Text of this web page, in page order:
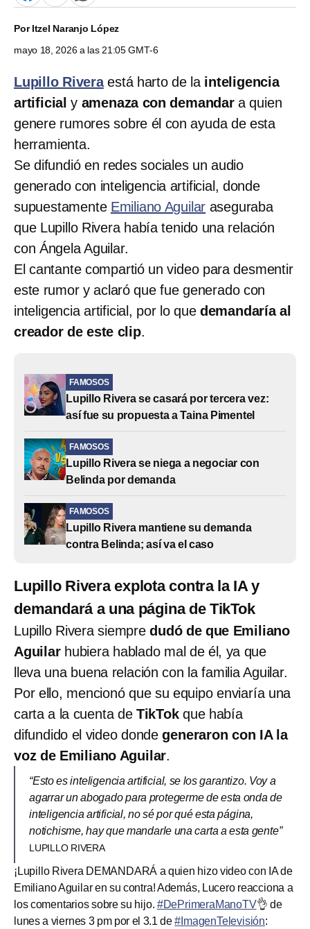
PorItzel Naranjo López
mayo 18, 2026 a las 21:05 GMT-6
Lupillo Riveraestá harto de la inteligencia
artificialy amenaza con demandara quien
genere rumores sobre él con ayuda de esta
herramienta.
Se difundió en redes sociales un audio
generado con inteligencia artificial, donde
supuestamente Emiliano Aguilar aseguraba
que Lupillo Rivera había tenido una relación
con Ángela Aguilar.
El cantante compartió un video para desmentir
este rumor y aclaró que fue generado con
inteligencia artificial, por lo que demandaría al
creador de este clip.
FAMOSOS
Lupillo Rivera se casará por tercera vez:
así fue su propuesta a Taina Pimentel
FAMOSOS
Lupillo Rivera se niega a negociar con
Belinda por demanda
FAMOSOS
Lupillo Rivera mantiene su demanda
contra Belinda; así va el caso
Lupillo Rivera explota contra la IA y
demandará a una página de TikTok
Lupillo Rivera siempredudó de que Emiliano
Aguilarhubiera hablado mal de él, ya que
lleva una buena relación con la familia Aguilar.
Por ello, mencionó que su equipo enviaría una
carta a la cuenta de TikTokque había
difundido el video donde generaron con IA la
voz de Emiliano Aguilar.
“Esto es inteligencia artificial, se los garantizo. Voy a
agarrar un abogado para protegerme de esta onda de
inteligencia artificial, no sé por qué esta página,
notichisme, hay que mandarle una carta a esta gente”
LUPILLO RIVERA
¡Lupillo Rivera DEMANDARÁ a quien hizo video con IA de
Emiliano Aguilar en su contra! Además, Lucero reacciona a
los comentarios sobre su hijo. #DePrimeraManoTV👌 de
lunes a viernes 3 pm por el 3.1 de#ImagenTelevisión: